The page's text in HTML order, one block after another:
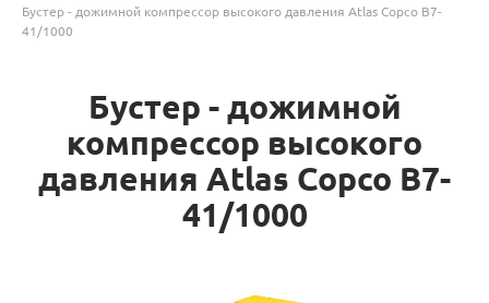
Бустер - дожимной компрессор высокого давления Atlas Copco B7-
41/1000
Бустер - дожимной
компрессор высокого
давления Atlas Copco B7-
41/1000